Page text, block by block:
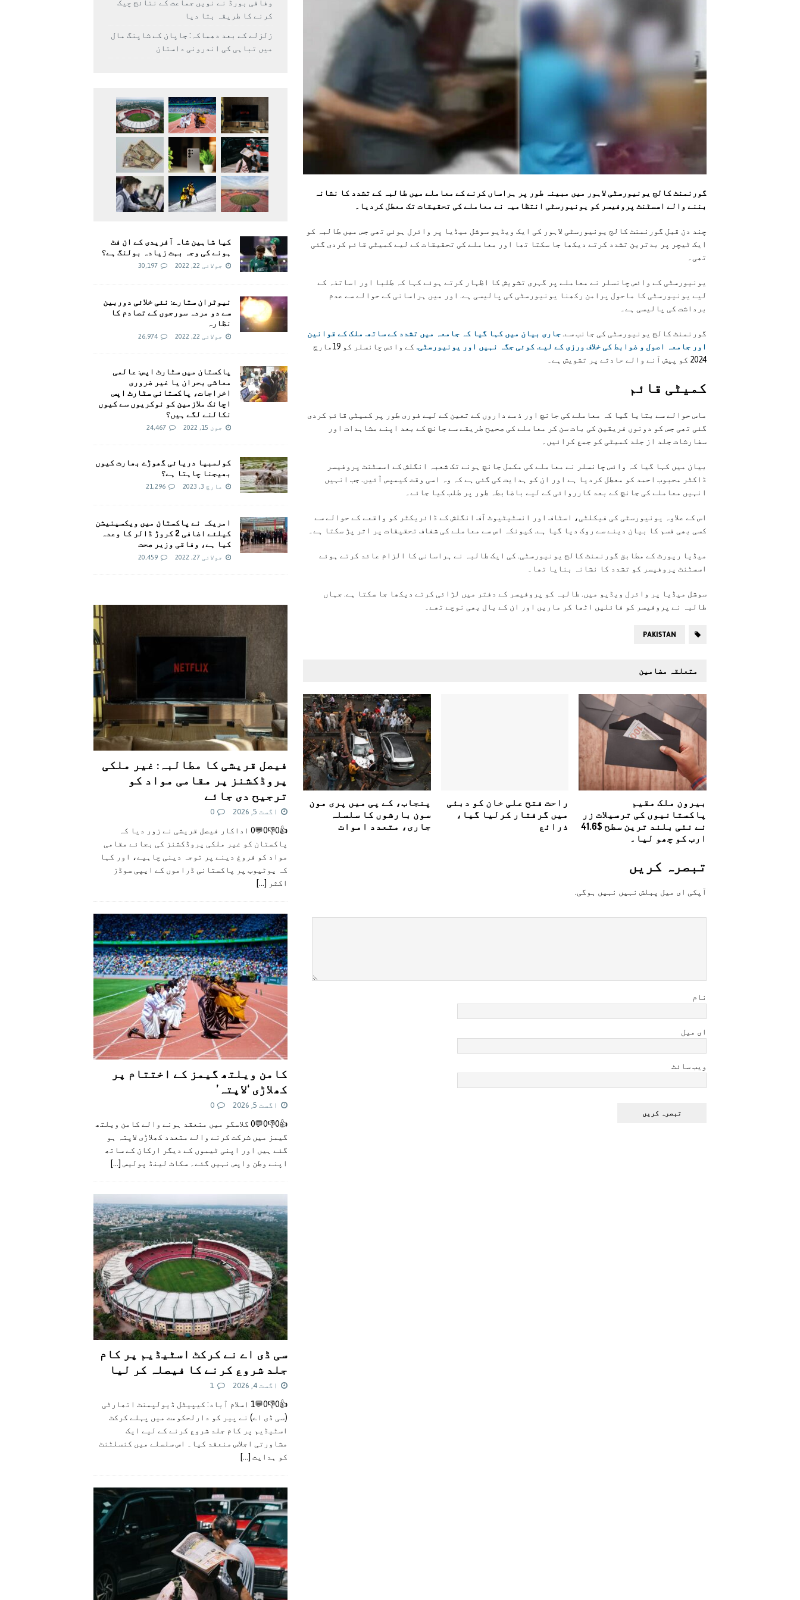
گورنمنٹ کالج یونیورسٹی لاہور میں مبینہ طور پر ہراساں کرنے کے معاملے میں طالبہ کے تشدد کا نشانہ
بننے والے اسسٹنٹ پروفیسر کو یونیورسٹی انتظامیہ نے معاملے کی تحقیقات تک معطل کردیا۔
چند دن قبل گورنمنٹ کالج یونیورسٹی لاہور کی ایک ویڈیو سوشل میڈیا پر وائرل ہوئی تھی جس میں طالبہ کو
ایک ٹیچر پر بدترین تشدد کرتے دیکھا جا سکتا تھا اور معاملے کی تحقیقات کے لیے کمیٹی قائم کردی گئی
تھی۔
یونیورسٹی کے وائس چانسلر نے معاملے پر گہری تشویش کا اظہار کرتے ہوئے کہا کہ طلبا اور اساتذہ کے
لیے یونیورسٹی کا ماحول پرامن رکھنا یونیورسٹی کی پالیسی ہے. اور میں ہراسانی کے حوالے سے عدم
برداشت کی پالیسی ہے۔
گورنمنٹ کالج یونیورسٹی کی جانب سے.جاری بیان میں کہا گیا کہ جامعہ میں تشدد کے ساتھ. ملک کے قوانین
اور جامعہ اصول و ضوابط کی خلاف ورزی کے لیے. کوئی جگہ نہیں اور یونیورسٹی.
کے وائس چانسلر کو 19مارچ
2024 کو پیش آنے والے حادثے پر تشویش ہے۔
کمیٹی قائم
ماس حوالے سے بتایا گیا کہ معاملے کی جانچ اور ذمے داروں کے تعین کے لیے فوری طور پر کمیٹی قائم کردی
گئی تھی جس کو دونوں فریقین کی بات سن کر معاملے کی صحیح طریقے سے جانچ کے بعد اپنے مشاہدات اور
سفارشات جلد از جلد کمیٹی کو جمع کرائیں۔
بیان میں کہا گیا کہ وائس چانسلر نے معاملے کی مکمل جانچ ہونے تک شعبہ انگلش کے اسسٹنٹ پروفیسر
ڈاکٹر محبوب احمد کو معطل کردیا ہے اور ان کو ہدایت کی گئی ہے کہ وہ اسی وقت کیمپس آئیں. جب انہیں
انہیں معاملے کی جانچ کے بعد کارروائی کے لیے باضابطہ طور پر طلب کیا جائے۔
اس کے علاوہ یونیورسٹی کی فیکلٹی، اسٹاف اور انسٹیٹیوٹ آف انگلش کے ڈائریکٹر کو واقعے کے حوالے سے
کسی بھی قسم کا بیان دینے سے روک دیا گیا ہے. کیونکہ اس سے معاملے کی شفاف تحقیقات پر اثر پڑ سکتا ہے۔
میڈیا رپورٹ کے مطابق گورنمنٹ کالج یونیورسٹی. کی ایک طالبہ نے ہراسانی کا الزام عائد کرتے ہوئے
اسسٹنٹ پروفیسر کو تشدد کا نشانہ بنایا تھا۔
سوشل میڈیا پر وائرل ویڈیو میں. طالبہ کو پروفیسر کے دفتر میں لڑائی کرتے دیکھا جا سکتا ہے. جہاں
طالبہ نے پروفیسر کو فائلیں اٹھا کر ماریں اور ان کے بال بھی نوچے تھے۔
PAKISTAN
متعلقہ مضامین
بيرون ملک مقیم
پاکستانیوں کی ترسیلات زر
نے نئی بلند ترین سطح $41.6
ارب کو چھو لیا۔
راحت فتح علی خان کو دبئی
میں گرفتار کرلیا گیا،
ذرائع
پنجاب، کے پی میں پری مون
سون بارشوں کا سلسلہ
جاری، متعدد اموات
تبصرہ کريں
آپکی ای ميل پبلش نہيں نہيں ہوگی.
نام
ای میل
ویب سائٹ
وفاقی بورڈ نے نویں جماعت کے نتائج چیک
کرنے کا طریقہ بتا دیا
زلزلے کے بعد دھماکہ: جاپان کے شاپنگ مال
میں تباہی کی اندرونی داستان
کیا شاہین شاہ آفریدی کے ان فٹ
ہونے کی وجہ بہت زیادہ بولنگ ہے؟
جولائی 22, 2022 30,197
نیوٹران ستارے: نئی خلائی دوربین
سے دو مردہ سورجوں کے تصادم کا
نظارہ
جولائی 22, 2022 26,974
پاکستان میں سٹارٹ اپس: عالمی
معاشی بحران یا غیر ضروری
اخراجات، پاکستانی سٹارٹ اپس
اچانک ملازمین کو نوکریوں سے کیوں
نکالنے لگے ہیں؟
جون 15, 2022 24,467
کولمبیا دریائی گھوڑے بھارت کیوں
بھیجنا چاہتا ہے؟
مارچ 3, 2023 21,296
امريکہ نے پاکستان میں ویکسینیشن
کیلئے اضافی 2 کروڑ ڈالر کا وعدہ
کیا ہے، وفاقی وزیر صحت
جولائی 27, 2022 20,459
فیصل قریشی کا مطالبہ: غیر ملکی
پروڈکشنز پر مقامی مواد کو
ترجیح دی جائے
اگست 5, 2026 0
👍0👎0💬0 اداکار فیصل قریشی نے زور دیا کہ
پاکستان کو غیر ملکی پروڈکشنز کی بجائے مقامی
مواد کو فروغ دینے پر توجہ دینی چاہیے، اور کہا
کہ یوٹیوب پر پاکستانی ڈراموں کے ایپی سوڈز
اکثر
[...]
کامن ویلتھ گیمز کے اختتام پر
کھلاڑی ‘لاپتہ’
اگست 5, 2026 0
👍0👎0💬0 گلاسگو میں منعقد ہونے والے کامن ویلتھ
گیمز میں شرکت کرنے والے متعدد کھلاڑی لاپتہ ہو
گئے ہیں اور اپنی ٹیموں کے دیگر ارکان کے ساتھ
اپنے وطن واپس نہیں گئے۔ سکاٹ لینڈ پولیس [...]
سی ڈی اے نے کرکٹ اسٹیڈیم پر کام
جلد شروع کرنے کا فیصلہ کر لیا
اگست 4, 2026 1
👍0👎0💬1 اسلام آباد: کیپیٹل ڈیولپمنٹ اتھارٹی
(سی ڈی اے) نے پیر کو دارلحکومت میں پہلے کرکٹ
اسٹیڈیم پر کام جلد شروع کرنے کے لیے ایک
مشاورتی اجلاس منعقد کیا۔ اس سلسلے میں کنسلٹنٹ
کو ہدایت [...]